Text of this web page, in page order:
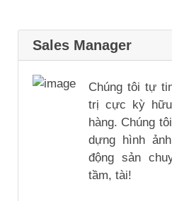
Sales Manager
Chúng tôi tự
trị cực kỳ
hàng. Chúng
dựng hình
động sản
tầm, tài!